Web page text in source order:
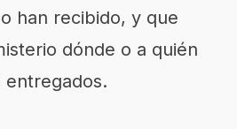
han recibido, y que
dónde o a quién